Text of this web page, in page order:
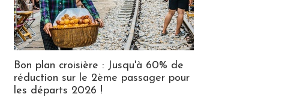
Bon plan croisière : Jusqu'à 60% de
réduction sur le 2ème passager pour
les départs 2026 !